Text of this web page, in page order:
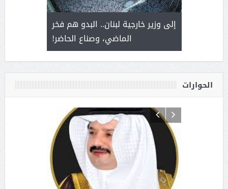
سلمان
إلى وزير خارجية لبنان.. البدو هم فخر
الماضي، وصناع الحاضر!
يحمل
الحوارات